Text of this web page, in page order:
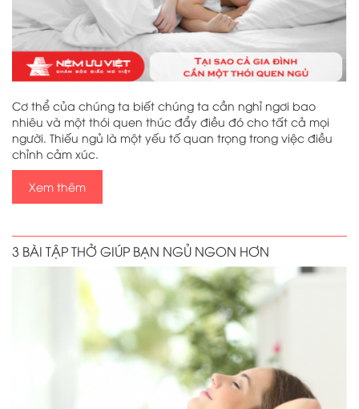
Cơ thể của chúng ta biết chúng ta cần nghỉ ngơi bao
nhiêu và một thói quen thúc đẩy điều đó cho tất cả mọi
người. Thiếu ngủ là một yếu tố quan trọng trong việc điều
chỉnh cảm xúc.
Xem thêm
3 BÀI TẬP THỞ GIÚP BẠN NGỦ NGON HƠN